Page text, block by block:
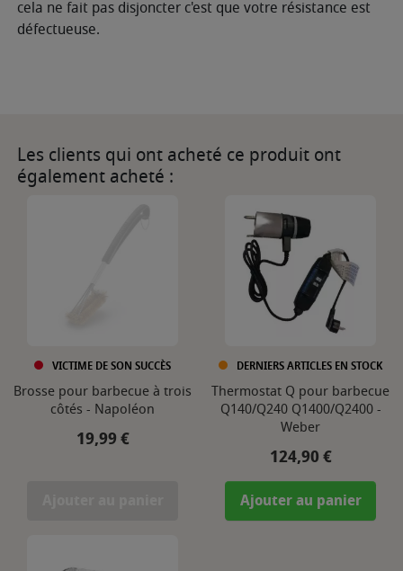
cela ne fait pas disjoncter c'est que votre résistance est
défectueuse.
Les clients qui ont acheté ce produit ont
également acheté :
VICTIME DE SON SUCCÈS
Brosse pour barbecue à trois
côtés - Napoléon
Prix
19,99 €
DERNIERS ARTICLES EN STOCK
Thermostat Q pour barbecue
Q140/Q240 Q1400/Q2400 -
Weber
Prix
124,90 €
Ajouter au panier